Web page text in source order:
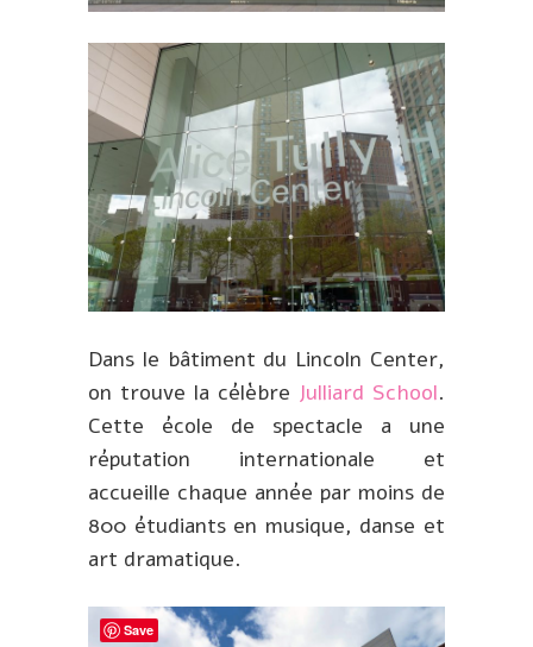
Dans le bâtiment du Lincoln Center,
on trouve la célèbre Julliard School.
Cette école de spectacle a une
réputation internationale et
accueille chaque année par moins de
800 étudiants en musique, danse et
art dramatique.
Save